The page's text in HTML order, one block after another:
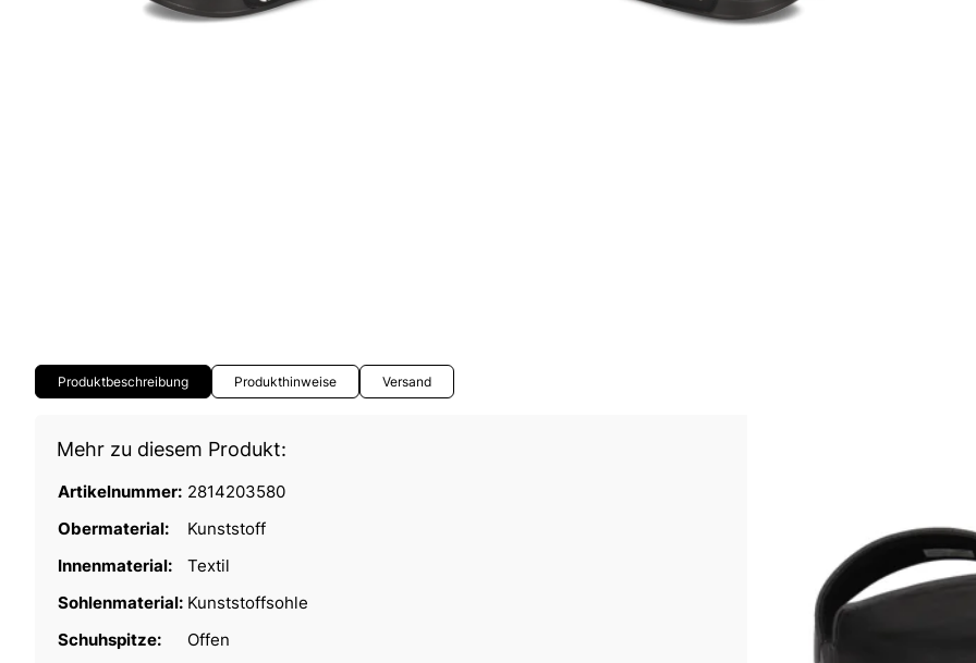
Produktbeschreibung Produkthinweise Versand
Mehr zu diesem Produkt:
Artikelnummer: 2814203580
Obermaterial:
Kunststoff
Innenmaterial:
Textil
Sohlenmaterial: Kunststoffsohle
Schuhspitze:
Offen